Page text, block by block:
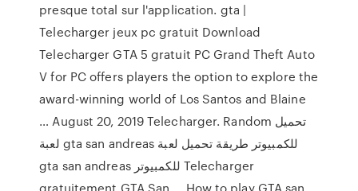
presque total sur l'application. gta |
Telecharger jeux pc gratuit Download
Telecharger GTA 5 gratuit PC Grand Theft Auto
V for PC offers players the option to explore the
award-winning world of Los Santos and Blaine
… August 20, 2019 Telecharger. Random تحميل
لعبة gta san andreas للكمبيوتر طريقة تحميل لعبة
gta san andreas للكمبيوتر Telecharger
gratuitement GTA San … How to play GTA san